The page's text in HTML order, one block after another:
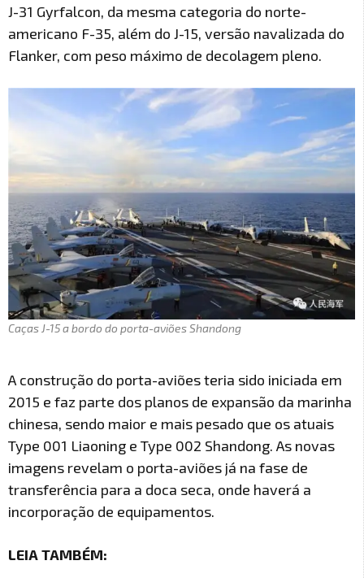
J-31 Gyrfalcon, da mesma categoria do norte-
americano F-35, além do J-15, versão navalizada do
Flanker, com peso máximo de decolagem pleno.
Caças J-15 a bordo do porta-aviões Shandong
A construção do porta-aviões teria sido iniciada em
2015 e faz parte dos planos de expansão da marinha
chinesa, sendo maior e mais pesado que os atuais
Type 001 Liaoning e Type 002 Shandong. As novas
imagens revelam o porta-aviões já na fase de
transferência para a doca seca, onde haverá a
incorporação de equipamentos.
LEIA TAMBÉM: